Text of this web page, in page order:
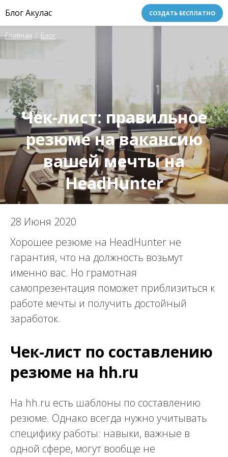
Блог Акулас СОЗДАТЬ БЕСПЛАТНО
Главная / Блог
Чек-лист: правильное
резюме на вакансию
вашей мечты на
HeadHunter
28 Июня 2020
Хорошее резюме на HeadHunter не
гарантия, что на должность возьмут
именно вас. Но грамотная
самопрезентация поможет приблизиться к
работе мечты и получить достойный
заработок.
Чек-лист по составлению
резюме на hh.ru
На hh.ru есть шаблоны по составлению
резюме. Однако всегда нужно учитывать
специфику работы: навыки, важные в
одной сфере, могут вообще не